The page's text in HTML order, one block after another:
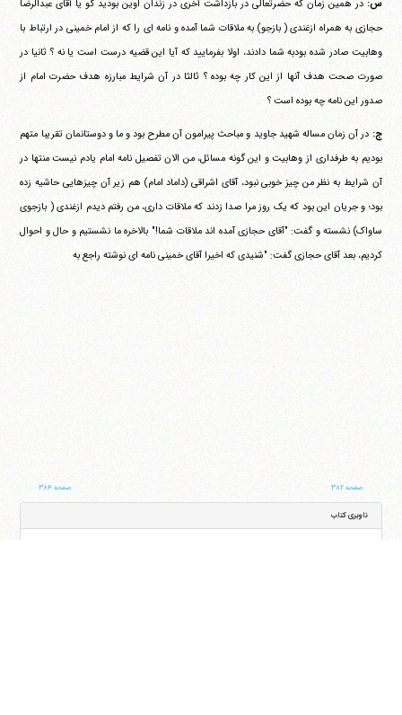
س:در همین زمان که حضرتعالی در بازداشت آخری در زندان اوین بودید گو یا آقای عبدالرضا
حجازی به همراه ازغندی ( بازجو) به ملاقات شما آمده و نامه ای را که از امام خمینی در ارتباط با
وهابیت صادر شده بودبه شما دادند، اولا بفرمایید که آیا این قضیه درست است یا نه ؟ ثانیا در
صورت صحت هدف آنها از این کار چه بوده ؟ ثالثا در آن شرایط مبارزه هدف حضرت امام از
صدور این نامه چه بوده است ؟
ج: در آن زمان مساله شهید جاوید و مباحث پیرامون آن مطرح بود و ما و دوستانمان تقریبا متهم
بودیم به طرفداری از وهابیت و این گونه مسائل، من الان تفصیل نامه امام یادم نیست منتها در
آن شرایط به نظر من چیز خوبی نبود، آقای اشراقی (داماد امام) هم زیر آن چیزهایی حاشیه زده
بود؛ و جریان این بود که یک روز مرا صدا زدند که ملاقات داری، من رفتم دیدم ازغندی ( بازجوی
ساواک) نشسته و گفت: "آقای حجازی آمده اند ملاقات شما!" بالاخره ما نشستیم و حال و احوال
کردیم، بعد آقای حجازی گفت: "شنیدی که اخیرا آقای خمینی نامه ای نوشته راجع به
صفحه ۳۸۲ صفحه ۳۸۴
ناوبری کتاب